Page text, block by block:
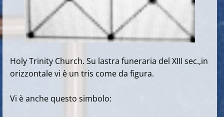
Holy Trinity Church. Su lastra funeraria del XIII sec.,in
orizzontale vi è un tris come da figura.
Vi è anche questo simbolo: